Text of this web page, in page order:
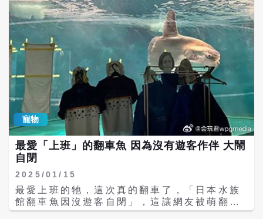
寵物
最愛「上班」的翻車魚 因為沒有遊客作伴 大鬧
自閉
2025/01/15
最愛上班的牠，這次真的翻車了，「日本水族
館翻車魚因沒遊客自閉」，這讓網友被萌翻
了：「原來是一條害怕寂寞的小魚。」「太可